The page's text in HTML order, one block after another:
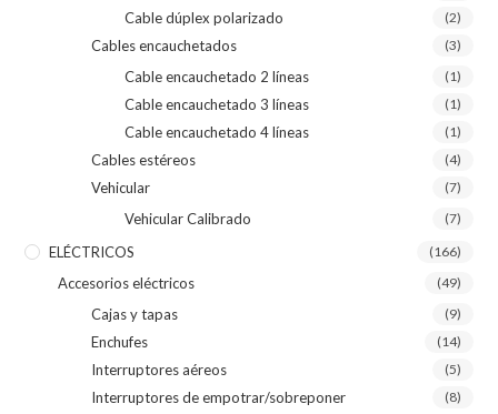
Cable dúplex polarizado (2)
Cables encauchetados (3)
Cable encauchetado 2 líneas (1)
Cable encauchetado 3 líneas (1)
Cable encauchetado 4 líneas (1)
Cables estéreos (4)
Vehicular (7)
Vehicular Calibrado (7)
ELÉCTRICOS (166)
Accesorios eléctricos (49)
Cajas y tapas (9)
Enchufes (14)
Interruptores aéreos (5)
Interruptores de empotrar/sobreponer (8)